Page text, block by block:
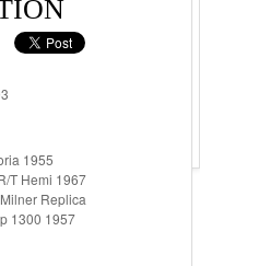
1955
T Hemi 1967
Replica
1300 1957